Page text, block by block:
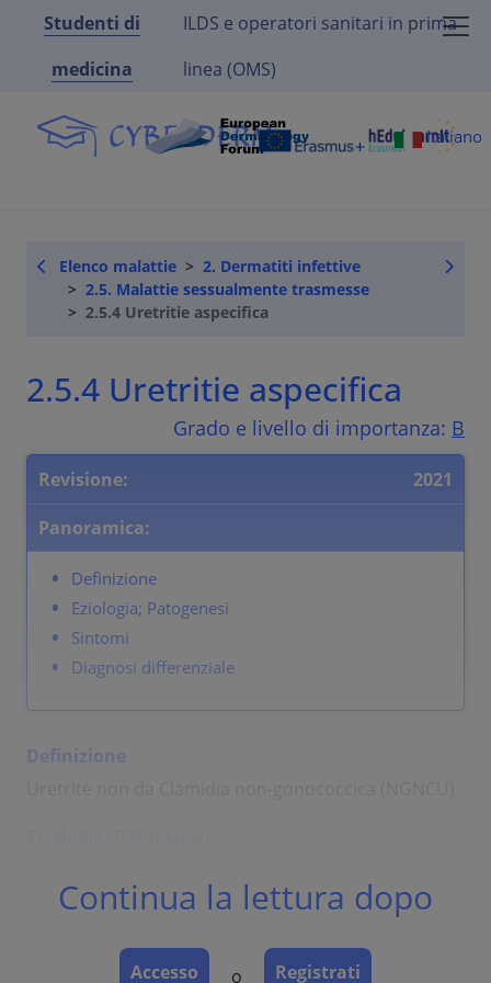
Studenti di
medicina
ILDS e operatori sanitari in prima
linea (OMS)
Italiano
Elenco malattie
2. Dermatiti infettive
2.5. Malattie sessualmente trasmesse
2.5.4 Uretritie aspecifica
2.5.4 Uretritie aspecifica
Grado e livello di importanza: B
Revisione:
2021
Panoramica:
Definizione
Eziologia; Patogenesi
Sintomi
Diagnosi differenziale
Definizione
Micoplasma: patogeni facoltativi, organismi gram
negativi immobili. Non hanno una vera pateret
cellulare, passano attraverso i filtri per batteri,
crescono in terreno di coltura (contraraiamente ai
Continua la lettura dopo
Accesso o Registrati